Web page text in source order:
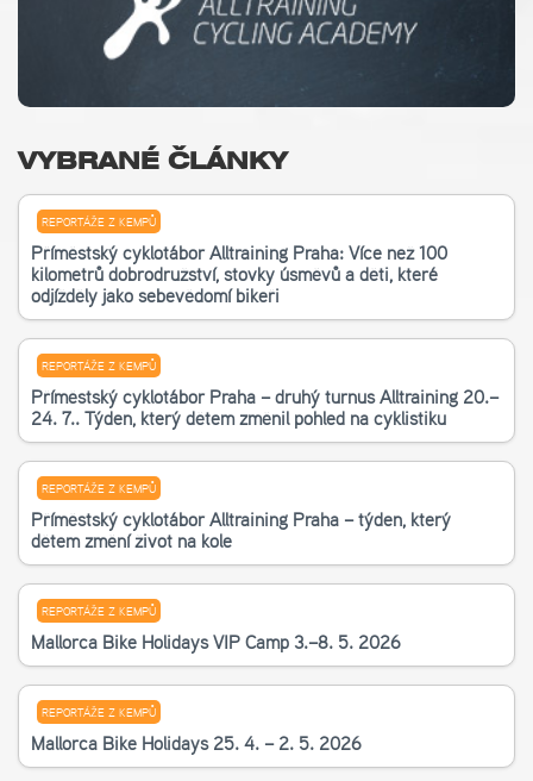
VYBRANÉ ČLÁNKY
REPORTÁŽE Z KEMPŮ
Příměstský cyklotábor Alltraining Praha: Více než 100
kilometrů dobrodružství, stovky úsměvů a děti, které
odjížděly jako sebevědomí bikeři
REPORTÁŽE Z KEMPŮ
Příměstský cyklotábor Praha – druhý turnus Alltraining 20.–
24. 7.. Týden, který dětem změnil pohled na cyklistiku
REPORTÁŽE Z KEMPŮ
Příměstský cyklotábor Alltraining Praha – týden, který
dětem změní život na kole
REPORTÁŽE Z KEMPŮ
Mallorca Bike Holidays VIP Camp 3.–8. 5. 2026
REPORTÁŽE Z KEMPŮ
Mallorca Bike Holidays 25. 4. – 2. 5. 2026